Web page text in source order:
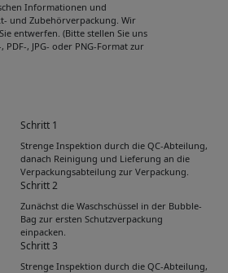
Informationen und
und Zubehörverpackung. Wir
entwerfen. (Bitte stellen Sie uns
, JPG- oder PNG-Format zur
Schritt 1
Strenge Inspektion durch die QC-Abteilung,
danach Reinigung und Lieferung an die
Verpackungsabteilung zur Verpackung.
Schritt 2
Zunächst die Waschschüssel in der Bubble-
Bag zur ersten Schutzverpackung
einpacken.
Schritt 3
Strenge Inspektion durch die QC-Abteilung,